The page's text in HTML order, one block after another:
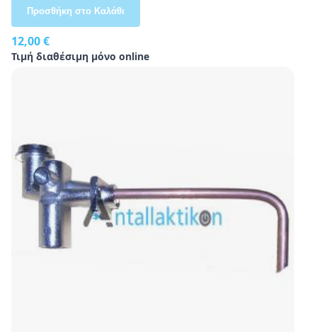
12,00 €
Τιμή διαθέσιμη μόνο online
Προσθήκη στο Καλάθι